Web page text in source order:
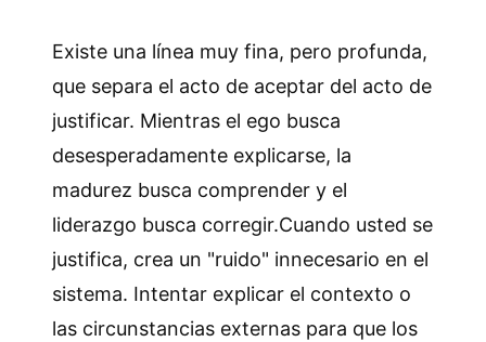
Existe una línea muy fina, pero profunda,
que separa el acto de aceptar del acto de
justificar. Mientras el ego busca
desesperadamente explicarse, la
madurez busca comprender y el
liderazgo busca corregir.Cuando usted se
justifica, crea un "ruido" innecesario en el
sistema. Intentar explicar el contexto o
las circunstancias externas para que los